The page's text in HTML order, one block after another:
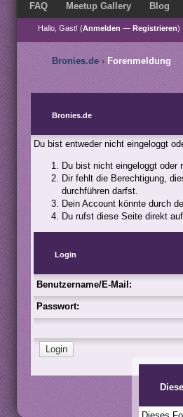
FAQ Meetup Gallery Blog
Hallo, Gast! (Anmelden — Registrieren)
Bronies.de › Forenmeldung
Bronies.de
Du bist entweder nicht eingeloggt
Du bist nicht eingeloggt
Dir fehlt die Berechtigung,
durchführen darfst.
Dein Account könnte durch
Du rufst diese Seite direkt
Login
Benutzername/E-Mail:
Passwort: